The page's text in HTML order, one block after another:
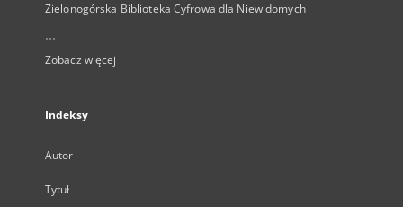
Zielonogórska Biblioteka Cyfrowa dla Niewidomych
...
Zobacz więcej
Indeksy
Autor
Tytuł